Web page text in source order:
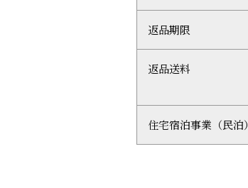
返品期限
返品送料
住宅宿泊事業（民泊）